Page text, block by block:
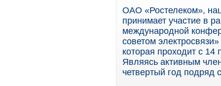
ОАО «Ростелеком»,
принимает участие в
международной
советом
которая проходит с
Являясь активным
четвертый год подряд